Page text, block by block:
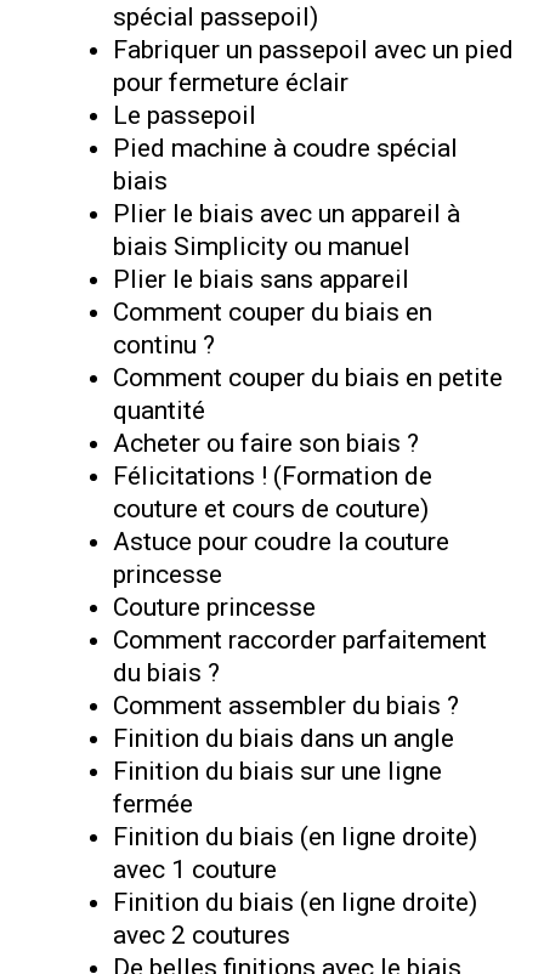
spécial passepoil)
Fabriquer un passepoil avec un pied
pour fermeture éclair
Le passepoil
Pied machine à coudre spécial
biais
Plier le biais avec un appareil à
biais Simplicity ou manuel
Plier le biais sans appareil
Comment couper du biais en
continu ?
Comment couper du biais en petite
quantité
Acheter ou faire son biais ?
Félicitations ! (Formation de
couture et cours de couture)
Astuce pour coudre la couture
princesse
Couture princesse
Comment raccorder parfaitement
du biais ?
Comment assembler du biais ?
Finition du biais dans un angle
Finition du biais sur une ligne
fermée
Finition du biais (en ligne droite)
avec 1 couture
Finition du biais (en ligne droite)
avec 2 coutures
De belles finitions avec le biais